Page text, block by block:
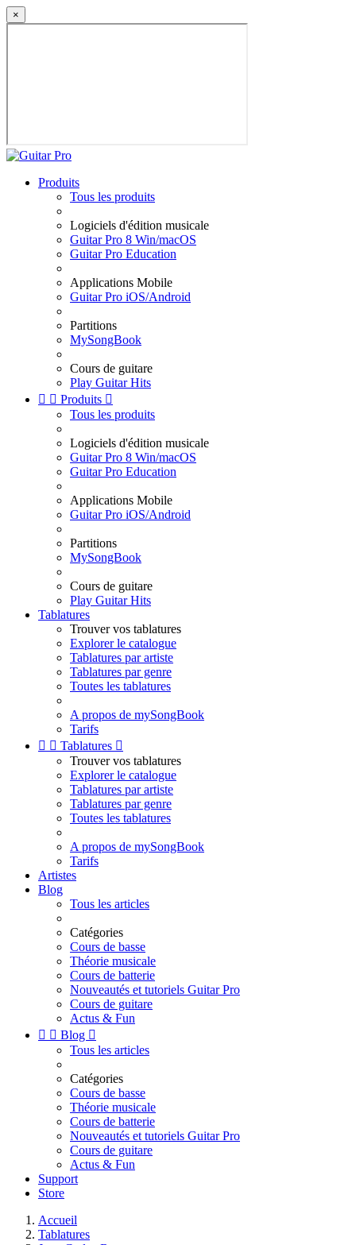
×
Produits
Tous les produits
Logiciels d'édition musicale
Guitar Pro 8 Win/macOS
Guitar Pro Education
Applications Mobile
Guitar Pro iOS/Android
Partitions
MySongBook
Cours de guitare
Play Guitar Hits
  Produits 
Tous les produits
Logiciels d'édition musicale
Guitar Pro 8 Win/macOS
Guitar Pro Education
Applications Mobile
Guitar Pro iOS/Android
Partitions
MySongBook
Cours de guitare
Play Guitar Hits
Tablatures
Trouver vos tablatures
Explorer le catalogue
Tablatures par artiste
Tablatures par genre
Toutes les tablatures
A propos de mySongBook
Tarifs
  Tablatures 
Trouver vos tablatures
Explorer le catalogue
Tablatures par artiste
Tablatures par genre
Toutes les tablatures
A propos de mySongBook
Tarifs
Artistes
Blog
Tous les articles
Catégories
Cours de basse
Théorie musicale
Cours de batterie
Nouveautés et tutoriels Guitar Pro
Cours de guitare
Actus & Fun
  Blog 
Tous les articles
Catégories
Cours de basse
Théorie musicale
Cours de batterie
Nouveautés et tutoriels Guitar Pro
Cours de guitare
Actus & Fun
Support
Store
Accueil
Tablatures